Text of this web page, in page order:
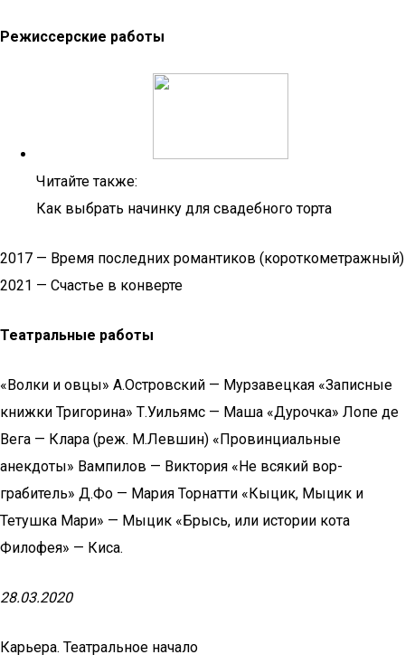
Режиссерские работы
Читайте также:
Как выбрать начинку для свадебного торта
2017 — Время последних романтиков (короткометражный)
2021 — Счастье в конверте
Театральные работы
«Волки и овцы» А.Островский — Мурзавецкая «Записные
книжки Тригорина» Т.Уильямс — Маша «Дурочка» Лопе де
Вега — Клара (реж. М.Левшин) «Провинциальные
анекдоты» Вампилов — Виктория «Не всякий вор-
грабитель» Д.Фо — Мария Торнатти «Кыцик, Мыцик и
Тетушка Мари» — Мыцик «Брысь, или истории кота
Филофея» — Киса.
28.03.2020
Карьера. Театральное начало